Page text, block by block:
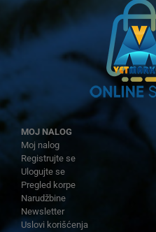
MOJ NALOG
Moj nalog
Registrujte se
Ulogujte se
Pregled korpe
Narudžbine
Newsletter
Uslovi korišćenja